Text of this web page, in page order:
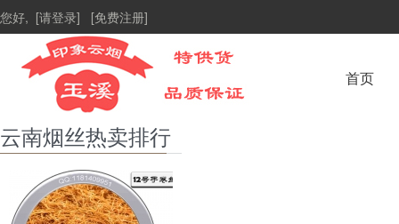
您好, [请登录] [免费注册]
首页
云南烟丝热卖排行